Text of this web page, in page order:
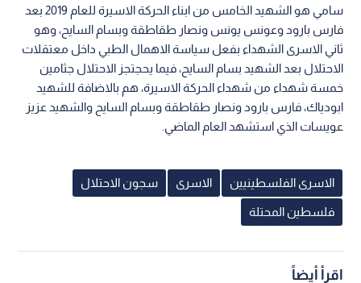
سامي هو الشهيد الخامس من ابناء الحركة الاسيرة للعام 2019 بعد
فارس بارود وعونس يونس ونصار طقاطقة وبسام السايح، وهو
ثاني الاسرى الشهداء بفعل سياسة الاهمال الطبي داخل معتقلات
الاحتلال بعد الشهيد بسام السايح، فيما يحجتجز الاحتلال جثامين
خمسة شهداء من شهداء الحركة الاسيرة، هم بالاضافة للشهيد
ابودياك، فارس بارود ونصار طقاطقة وبسام السايح والشهيد عزيز
عويسات الذي استشهد العام الماضي.
الاسرى الفلسطينيين الاسرى سجون الاحتلال
فلسطين المحتلة
اقرأ أيضاً